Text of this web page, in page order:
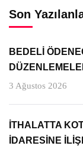
Son
BEDELİ
3 Ağustos 2026
İTHALATTA
İDARESİNE